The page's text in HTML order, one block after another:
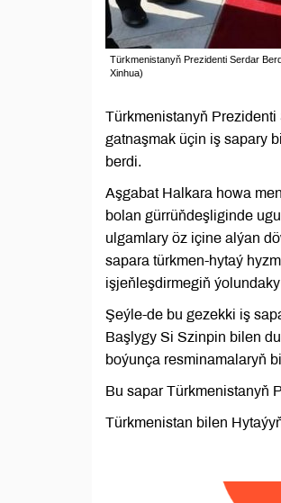
Türkmenistanyň Prezidenti Serdar
Xinhua)
Türkmenistanyň
gatnaşmak üçin iş sapary
berdi.
Aşgabat Halkara howa
bolan gürrüňdeşliginde
ulgamlary öz içine alýan
sapara türkmen-hytaý
işjeňleşdirmegiň
Şeýle-de bu gezekki iş
Başlygy Si Szinpin bilen
boýunça resminamalaryň
Bu sapar Türkmenistanyň
Türkmenistan bilen